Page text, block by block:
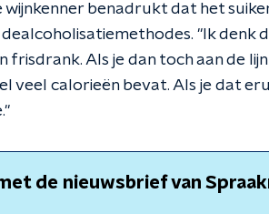
wijnkenner benadrukt dat het
"Ik denk
frisdrank. Als je dan toch aan de
veel calorieën bevat. Als je dat
de nieuwsbrief van